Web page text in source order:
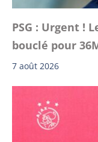
PSG : Urgent !
bouclé pour
7 août 2026